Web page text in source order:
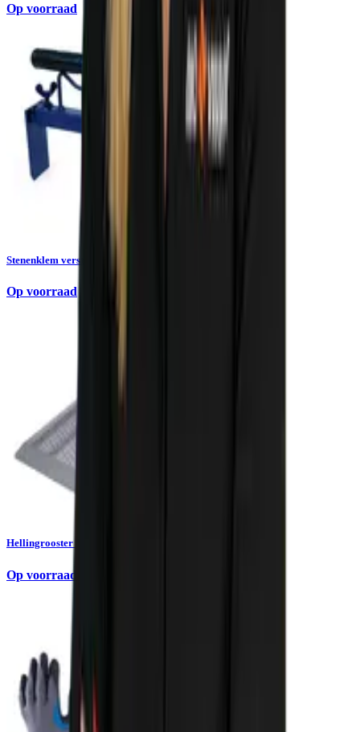
Op voorraad
Stenenklem verstelbaar DeWit
Op voorraad
Hellingrooster Maxi 200 kg Matador
Op voorraad